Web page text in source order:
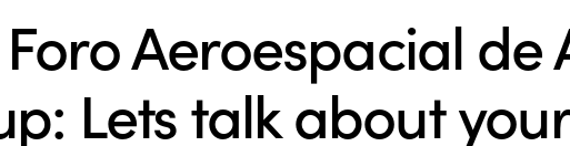
Foro Aeroespacial
Lets talk about